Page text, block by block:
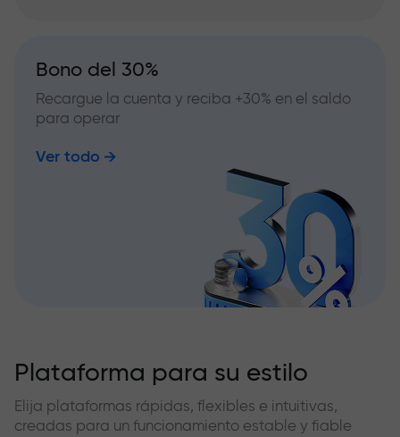
Bono del 30%
Recargue la cuenta y reciba +30% en el saldo
para operar
Ver todo
Plataforma para su estilo
Elija plataformas rápidas, flexibles e intuitivas,
creadas para un funcionamiento estable y fiable